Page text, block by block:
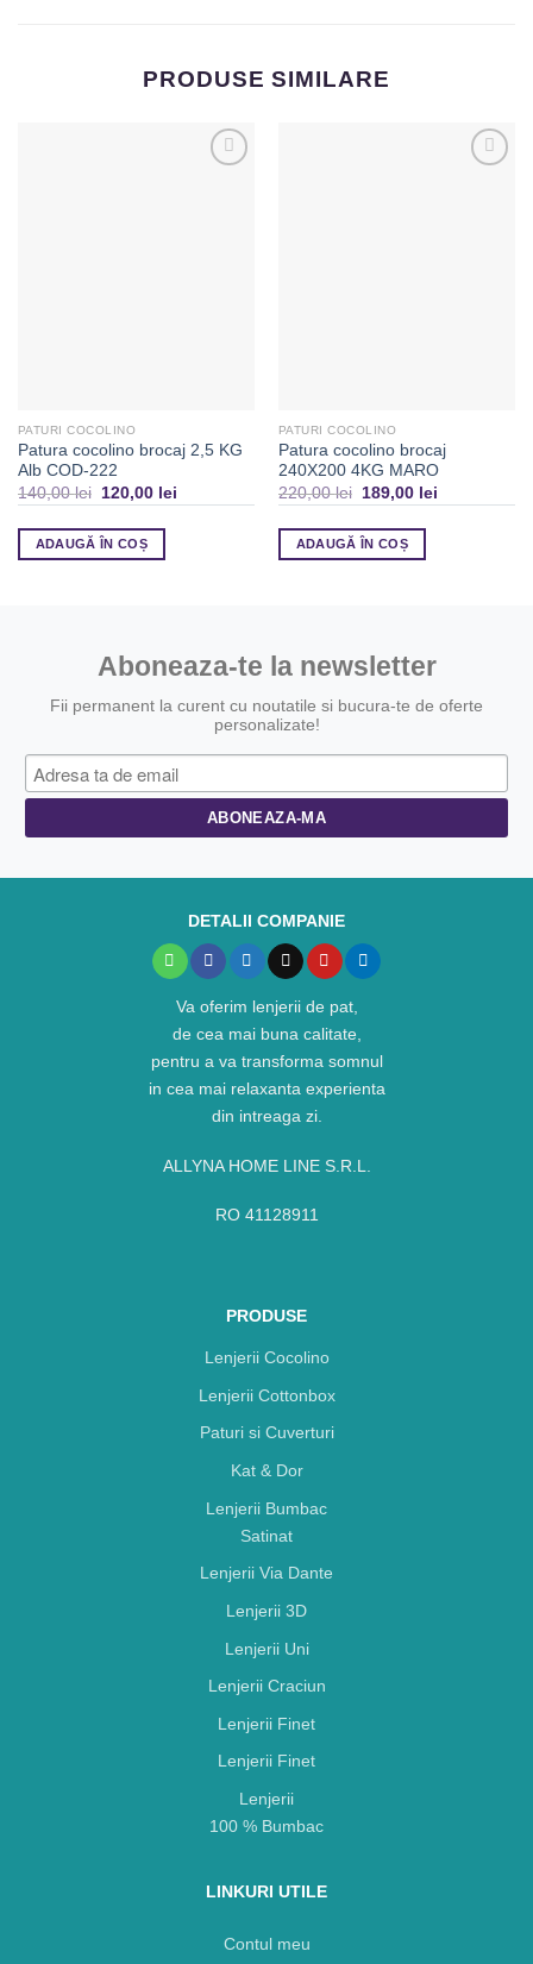
PRODUSE SIMILARE
PATURI COCOLINO
Patura cocolino brocaj 2,5 KG
Alb COD-222
140,00lei 120,00 lei
ADAUGĂ ÎN COȘ
PATURI COCOLINO
Patura cocolino brocaj
240X200 4KG MARO
220,00lei 189,00 lei
ADAUGĂ ÎN COȘ
Aboneaza-te la newsletter
Fii permanent la curent cu noutatile si bucura-te de oferte
personalizate!
DETALII COMPANIE
Va oferim lenjerii de pat,
de cea mai buna calitate,
pentru a va transforma somnul
in cea mai relaxanta experienta
din intreaga zi.
ALLYNA HOME LINE S.R.L.
RO 41128911
PRODUSE
Lenjerii Cocolino
Lenjerii Cottonbox
Paturi si Cuverturi
Kat & Dor
Lenjerii Bumbac
Satinat
Lenjerii Via Dante
Lenjerii 3D
Lenjerii Uni
Lenjerii Craciun
Lenjerii Finet
Lenjerii Finet
Lenjerii
100 % Bumbac
LINKURI UTILE
Contul meu